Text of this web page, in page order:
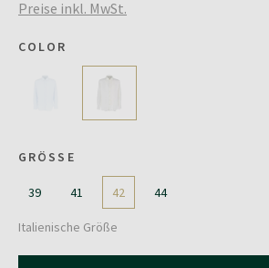
Preise inkl. MwSt.
COLOR
GRÖSSE
39 41 42 44
Italienische Größe